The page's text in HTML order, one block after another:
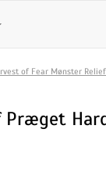
of Fear Mønster